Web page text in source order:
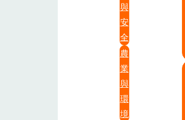
與
安
全
農
業
與
環
境